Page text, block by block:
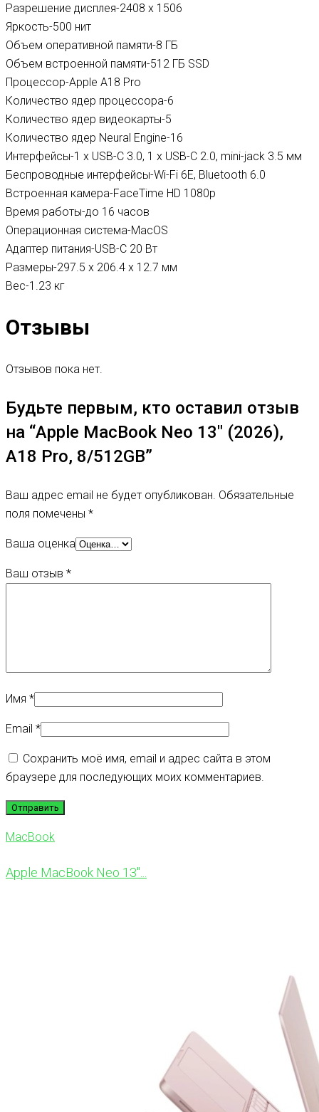
Разрешение дисплея-2408 х 1506
Яркость-500 нит
Объем оперативной памяти-8 ГБ
Объем встроенной памяти-512 ГБ SSD
Процессор-Apple A18 Pro
Количество ядер процессора-6
Количество ядер видеокарты-5
Количество ядер Neural Engine-16
Интерфейсы-1 х USB-C 3.0, 1 х USB-C 2.0, mini-jack 3.5 мм
Беспроводные интерфейсы-Wi-Fi 6E, Bluetooth 6.0
Встроенная камера-FaceTime HD 1080p
Время работы-до 16 часов
Операционная система-MacOS
Адаптер питания-USB-C 20 Вт
Размеры-297.5 х 206.4 х 12.7 мм
Вес-1.23 кг
Отзывы
Отзывов пока нет.
Будьте первым, кто оставил отзыв
на “Apple MacBook Neo 13″ (2026),
A18 Pro, 8/512GB”
Ваш адрес email не будет опубликован. Обязательные
поля помечены *
Ваша оценка
Ваш отзыв *
Имя *
Email *
Сохранить моё имя, email и адрес сайта в этом
браузере для последующих моих комментариев.
MacBook
Apple MacBook Neo 13″...